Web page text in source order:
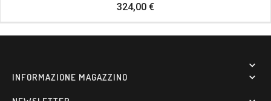
324,00 €Prezzo

INFORMAZIONE MAGAZZINO 